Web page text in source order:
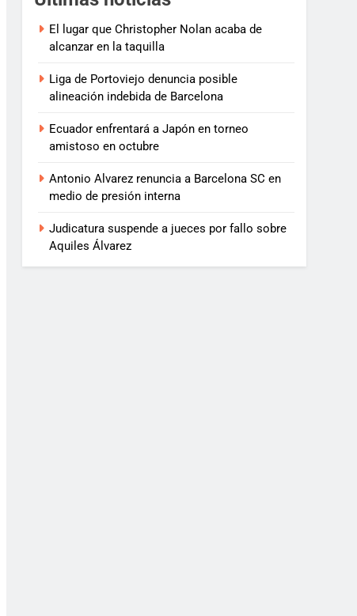
El lugar que Christopher Nolan acaba de
alcanzar en la taquilla
Liga de Portoviejo denuncia posible
alineación indebida de Barcelona
Ecuador enfrentará a Japón en torneo
amistoso en octubre
Antonio Alvarez renuncia a Barcelona SC en
medio de presión interna
Judicatura suspende a jueces por fallo sobre
Aquiles Álvarez